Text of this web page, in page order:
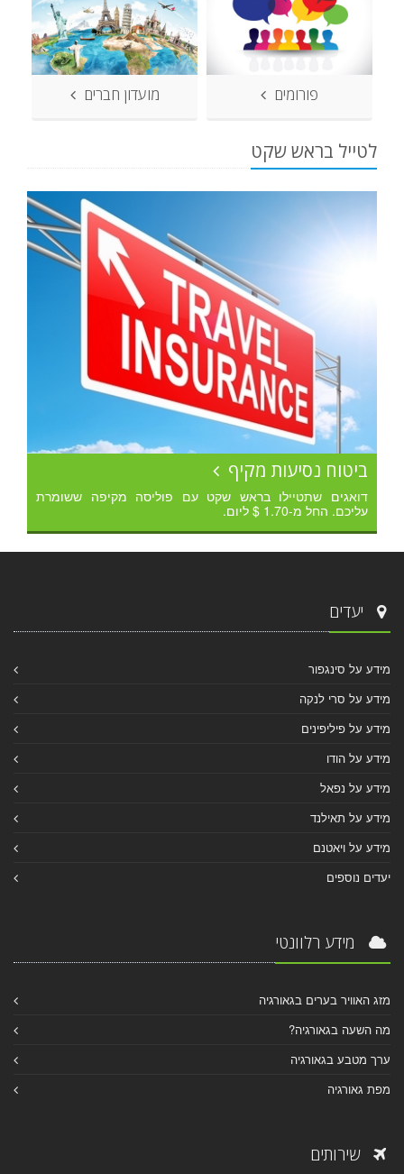
פורומים מועדון חברים
לטייל בראש שקט
ביטוח נסיעות מקיף
דואגים שתטיילו בראש שקט עם פוליסה מקיפה ששומרת
עליכם. החל מ-1.70 $ ליום.
יעדים
מידע על סינגפור
מידע על סרי לנקה
מידע על פיליפינים
מידע על הודו
מידע על נפאל
מידע על תאילנד
מידע על ויאטנם
יעדים נוספים
מידע רלוונטי
מזג האוויר בערים בגאורגיה
מה השעה בגאורגיה?
ערך מטבע בגאורגיה
מפת גאורגיה
שירותים